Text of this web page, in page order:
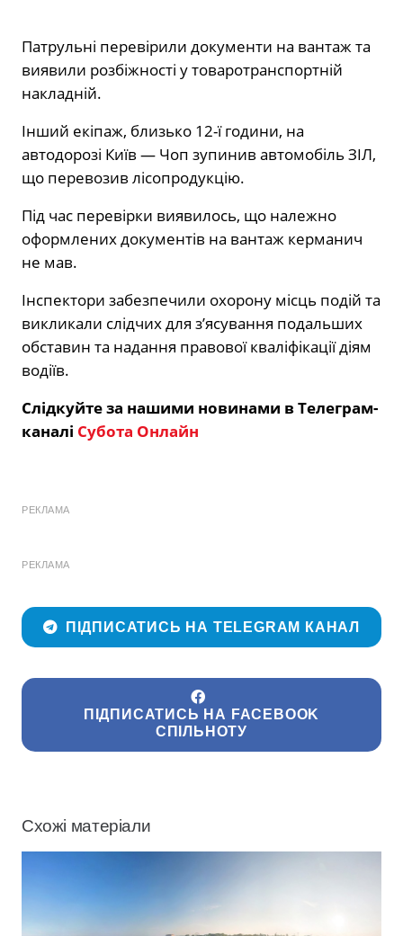
Патрульні перевірили документи на вантаж та
виявили розбіжності у товаротранспортній
накладній.
Інший екіпаж, близько 12-ї години, на
автодорозі Київ — Чоп зупинив автомобіль ЗІЛ,
що перевозив лісопродукцію.
Під час перевірки виявилось, що належно
оформлених документів на вантаж керманич
не мав.
Інспектори забезпечили охорону місць подій та
викликали слідчих для з’ясування подальших
обставин та надання правової кваліфікації діям
водіїв.
Слідкуйте за нашими новинами в Телеграм-
каналі Субота Онлайн
РЕКЛАМА
РЕКЛАМА
ПІДПИСАТИСЬ НА TELEGRAM КАНАЛ
ПІДПИСАТИСЬ НА FACEBOOK
СПІЛЬНОТУ
Схожі матеріали